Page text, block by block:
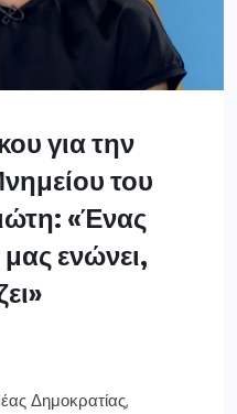
για την
του
«Ένας
ενώνει,
Δημοκρατίας,